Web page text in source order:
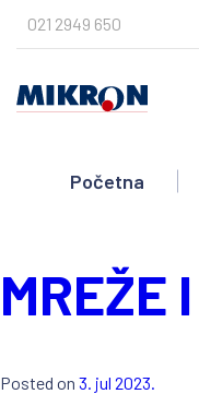
content
021 2949 650
Početna
seno
MREŽE
Posted on 3. jul 2023.